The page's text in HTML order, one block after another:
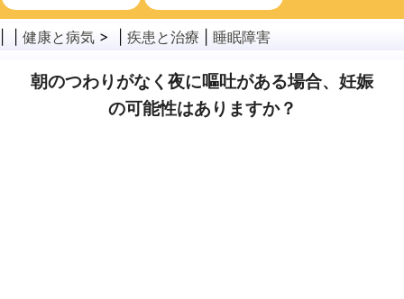
がん
公衆衛生
健康と病気 > | 疾患と治療 睡眠障害
朝のつわりがなく夜に嘔吐がある場合、妊娠
の可能性はありますか？